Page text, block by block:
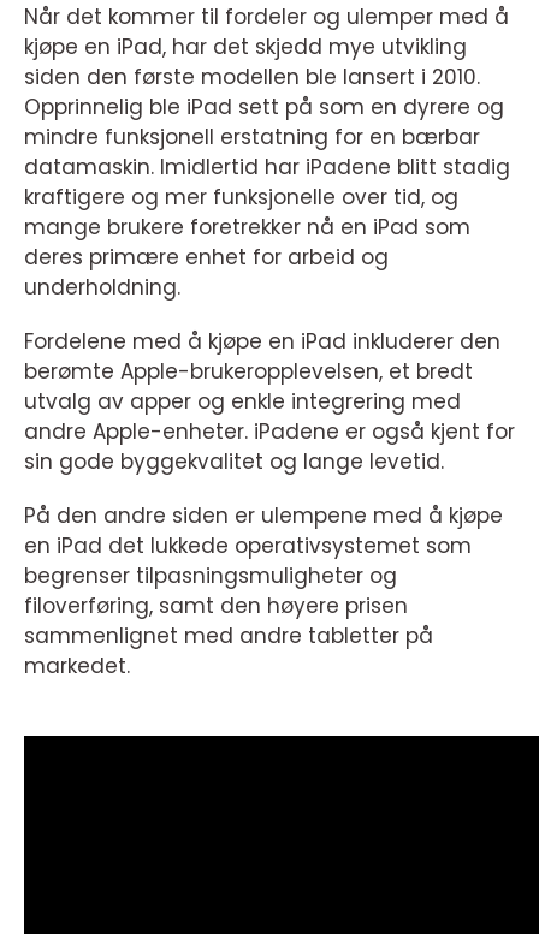
Når det kommer til fordeler og ulemper med å
kjøpe en iPad, har det skjedd mye utvikling
siden den første modellen ble lansert i 2010.
Opprinnelig ble iPad sett på som en dyrere og
mindre funksjonell erstatning for en bærbar
datamaskin. Imidlertid har iPadene blitt stadig
kraftigere og mer funksjonelle over tid, og
mange brukere foretrekker nå en iPad som
deres primære enhet for arbeid og
underholdning.
Fordelene med å kjøpe en iPad inkluderer den
berømte Apple-brukeropplevelsen, et bredt
utvalg av apper og enkle integrering med
andre Apple-enheter. iPadene er også kjent for
sin gode byggekvalitet og lange levetid.
På den andre siden er ulempene med å kjøpe
en iPad det lukkede operativsystemet som
begrenser tilpasningsmuligheter og
filoverføring, samt den høyere prisen
sammenlignet med andre tabletter på
markedet.